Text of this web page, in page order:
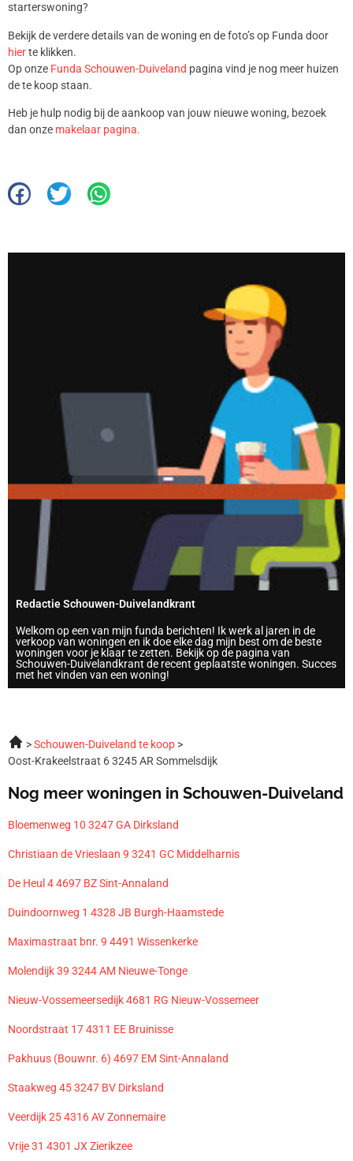
starterswoning?
Bekijk de verdere details van de woning en de foto’s op Funda door
hierte klikken.
Op onze Funda Schouwen-Duiveland pagina vind je nog meer huizen
de te koop staan.
Heb je hulp nodig bij de aankoop van jouw nieuwe woning, bezoek
dan onze makelaar pagina.
Redactie Schouwen-Duivelandkrant
Welkom op een van mijn funda berichten! Ik werk al jaren in de
verkoop van woningen en ik doe elke dag mijn best om de beste
woningen voor je klaar te zetten. Bekijk op de pagina van
Schouwen-Duivelandkrant de recent geplaatste woningen. Succes
met het vinden van een woning!
Schouwen-Duiveland te koop
Oost-Krakeelstraat 6 3245 AR Sommelsdijk
Nog meer woningen in Schouwen-Duiveland
Bloemenweg 10 3247 GA Dirksland
Christiaan de Vrieslaan 9 3241 GC Middelharnis
De Heul 4 4697 BZ Sint-Annaland
Duindoornweg 1 4328 JB Burgh-Haamstede
Maximastraat bnr. 9 4491 Wissenkerke
Molendijk 39 3244 AM Nieuwe-Tonge
Nieuw-Vossemeersedijk 4681 RG Nieuw-Vossemeer
Noordstraat 17 4311 EE Bruinisse
Pakhuus (Bouwnr. 6) 4697 EM Sint-Annaland
Staakweg 45 3247 BV Dirksland
Veerdijk 25 4316 AV Zonnemaire
Vrije 31 4301 JX Zierikzee